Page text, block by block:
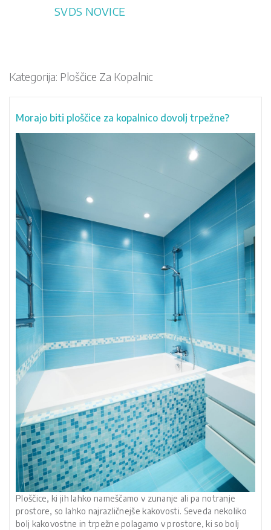
SVDS NOVICE
Kategorija: Ploščice Za Kopalnic
Morajo biti ploščice za kopalnico dovolj trpežne?
Ploščice, ki jih lahko nameščamo v zunanje ali pa notranje
prostore, so lahko najrazličnejše kakovosti. Seveda nekoliko
bolj kakovostne in trpežne polagamo v prostore, ki so bolj